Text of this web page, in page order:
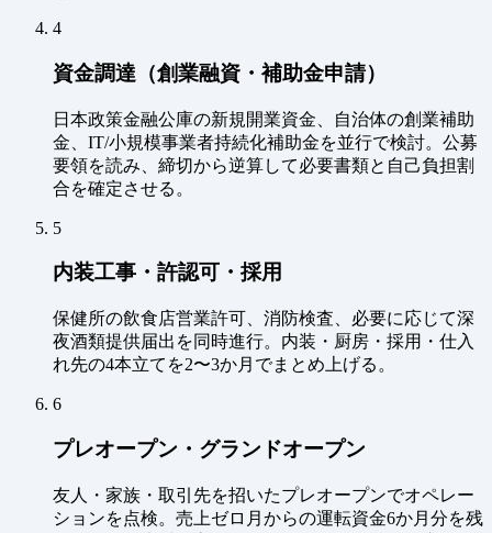
4
資金調達（創業融資・補助金申請）
日本政策金融公庫の新規開業資金、自治体の創業補助
金、IT/小規模事業者持続化補助金を並行で検討。公募
要領を読み、締切から逆算して必要書類と自己負担割
合を確定させる。
5
内装工事・許認可・採用
保健所の飲食店営業許可、消防検査、必要に応じて深
夜酒類提供届出を同時進行。内装・厨房・採用・仕入
れ先の4本立てを2〜3か月でまとめ上げる。
6
プレオープン・グランドオープン
友人・家族・取引先を招いたプレオープンでオペレー
ションを点検。売上ゼロ月からの運転資金6か月分を残